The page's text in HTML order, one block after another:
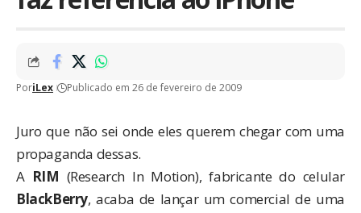
PoriLex Publicado em 26 de fevereiro de 2009
Juro que não sei onde eles querem chegar com uma
propaganda dessas.
A RIM (Research In Motion), fabricante do celular
BlackBerry, acaba de lançar um comercial de uma